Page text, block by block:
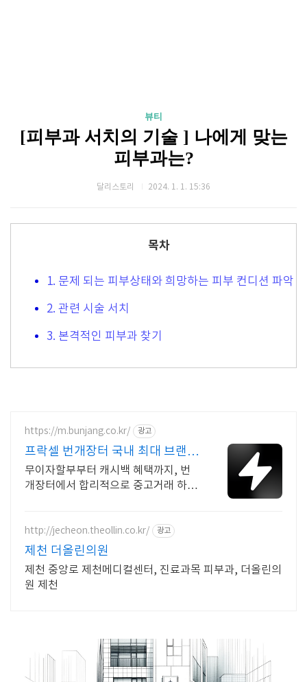
뷰티
[피부과 서치의 기술 ] 나에게 맞는
피부과는?
달리스토리 2024. 1. 1. 15:36
목차
1. 문제 되는 피부상태와 희망하는 피부 컨디션 파악
2. 관련 시술 서치
3. 본격적인 피부과 찾기
https://m.bunjang.co.kr/ 광고
프락셀 번개장터 국내 최대 브랜드
중고거래
무이자할부부터 캐시백 혜택까지, 번
개장터에서 합리적으로 중고거래 하세
업로드
http://jecheon.theollin.co.kr/ 광고
제천 더올린의원
제천 중앙로 제천메디컬센터, 진료과목 피부과, 더올린의
원 제천